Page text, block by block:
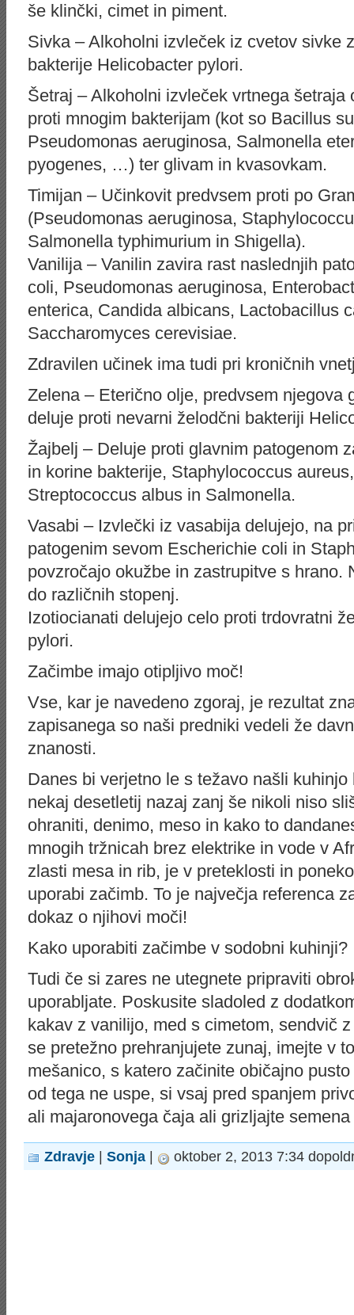
še klinčki, cimet in piment.
Sivka – Alkoholni izvleček iz cvetov sivke
bakterije Helicobacter pylori.
Šetraj – Alkoholni izvleček vrtnega
proti mnogim bakterijam (kot so Bacillus
Pseudomonas aeruginosa, Salmonella
pyogenes, …) ter glivam in kvasovkam.
Timijan – Učinkovit predvsem proti po
(Pseudomonas aeruginosa,
Salmonella typhimurium in Shigella).
Vanilija – Vanilin zavira rast naslednjih
coli, Pseudomonas aeruginosa,
enterica, Candida albicans, Lactobacillus
Saccharomyces cerevisiae.
Zdravilen učinek ima tudi pri kroničnih
Zelena – Eterično olje, predvsem njegova
deluje proti nevarni želodčni bakteriji
Žajbelj – Deluje proti glavnim patogenom
in korine bakterije, Staphylococcus
Streptococcus albus in Salmonella.
Vasabi – Izvlečki iz vasabija delujejo, na
patogenim sevom Escherichie coli in
povzročajo okužbe in zastrupitve s hrano.
do različnih stopenj.
Izotiocianati delujejo celo proti trdovratni
pylori.
Začimbe imajo otipljivo moč!
Vse, kar je navedeno zgoraj, je rezultat
zapisanega so naši predniki vedeli že
znanosti.
Danes bi verjetno le s težavo našli
nekaj desetletij nazaj zanj še nikoli niso
ohraniti, denimo, meso in kako to
mnogih tržnicah brez elektrike in vode v
zlasti mesa in rib, je v preteklosti in
uporabi začimb. To je največja referenca
dokaz o njihovi moči!
Kako uporabiti začimbe v sodobni kuhinji?
Tudi če si zares ne utegnete pripraviti
uporabljate. Poskusite sladoled z
kakav z vanilijo, med s cimetom, sendvič
se pretežno prehranjujete zunaj, imejte v
mešanico, s katero začinite običajno
od tega ne uspe, si vsaj pred spanjem
ali majaronovega čaja ali grizljajte
Zdravje Sonja oktober 2, 2013 7:34